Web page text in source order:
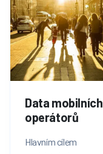
Data mobilních
operátorů
Hlavním cílem